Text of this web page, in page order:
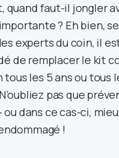
quand faut-il jongler
? Eh bien,
experts du coin, il
de remplacer le kit
les 5 ans ou tous
pas que
ou dans ce cas-ci,
!